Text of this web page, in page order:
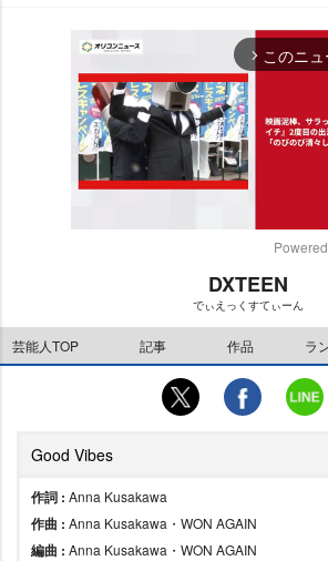
arrow_forward_ios このニ
DXTEEN
でぃえっくすてぃーん
芸能人TOP 記事 作品 ラ
Good Vibes
作詞 : Anna Kusakawa
作曲 : Anna Kusakawa・WON AGAIN
編曲 : Anna Kusakawa・WON AGAIN